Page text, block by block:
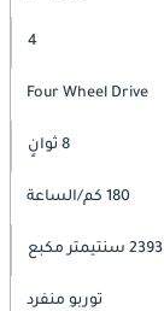
4
Four Wheel Drive
8 ثوانٍ
180 كم/الساعة
2393 سنتيمتر مكبع
توربو منفرد